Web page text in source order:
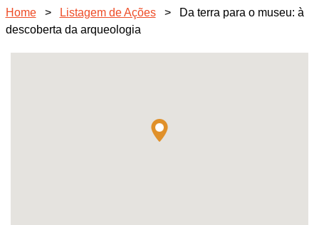
Home > Listagem de Ações >
Da terra para o museu: à
descoberta da arqueologia